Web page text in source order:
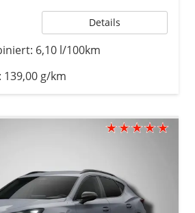
Details
6,10 l/100km
139,00 g/km